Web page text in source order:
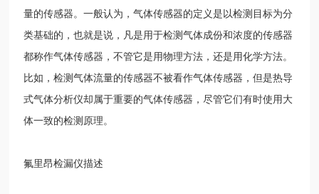
量的传感器。一般认为，气体传感器的定义是以检测目标为分
类基础的，也就是说，凡是用于检测气体成份和浓度的传感器
都称作气体传感器，不管它是用物理方法，还是用化学方法。
比如，检测气体流量的传感器不被看作气体传感器，但是热导
式气体分析仪却属于重要的气体传感器，尽管它们有时使用大
体一致的检测原理。
氟里昂检漏仪描述